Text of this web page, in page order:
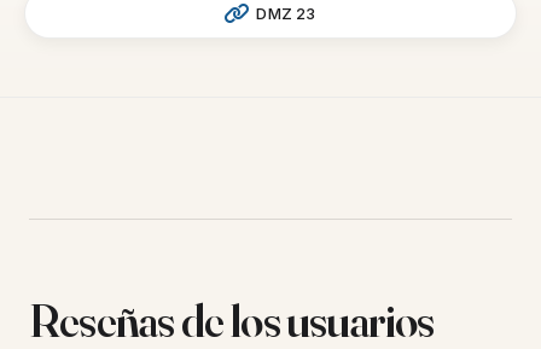
DMZ 23
Reseñas de los usuarios